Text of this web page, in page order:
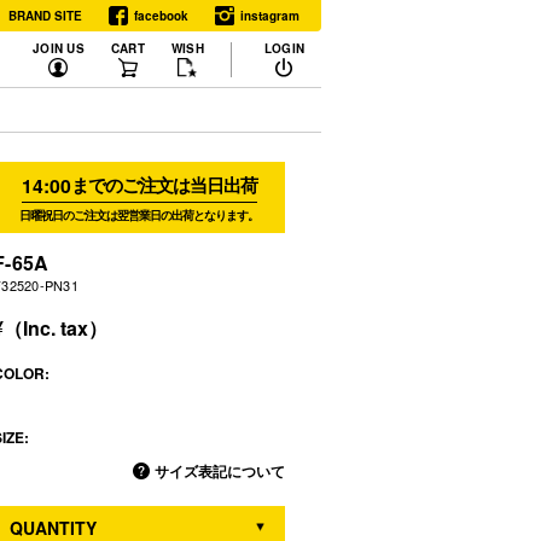
JOIN US CART WISH LOGIN
BRAND SITE facebook instagram
14:00までのご注文は当日出荷
日曜祝日のご注文は翌営業日の出荷となります。
65A
PN31
サイズ表記について
QUANTITY